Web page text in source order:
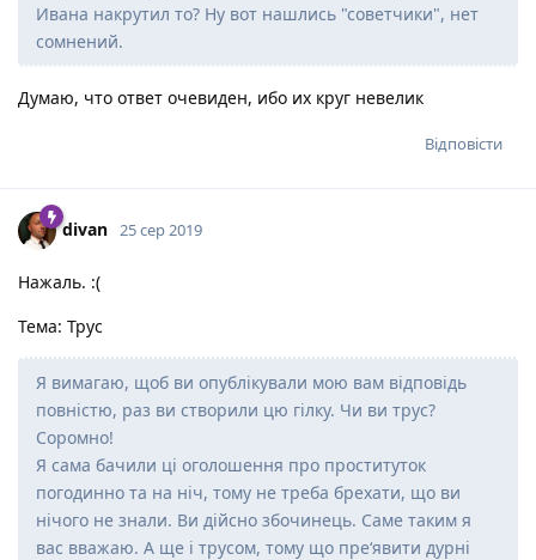
Ивана накрутил то? Ну вот нашлись "советчики", нет
сомнений.
Думаю, что ответ очевиден, ибо их круг невелик
Відповісти
divan 25 сер 2019
Нажаль. :(
Тема: Трус
Я вимагаю, щоб ви опублікували мою вам відповідь
повністю, раз ви створили цю гілку. Чи ви трус?
Соромно!
Я сама бачили ці оголошення про проституток
погодинно та на ніч, тому не треба брехати, що ви
нічого не знали. Ви дійсно збочинець. Саме таким я
вас вважаю. А ще і трусом, тому що пре‘явити дурні